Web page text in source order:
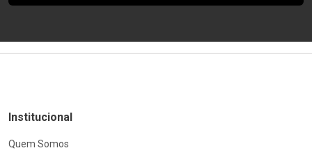
Institucional
Quem Somos